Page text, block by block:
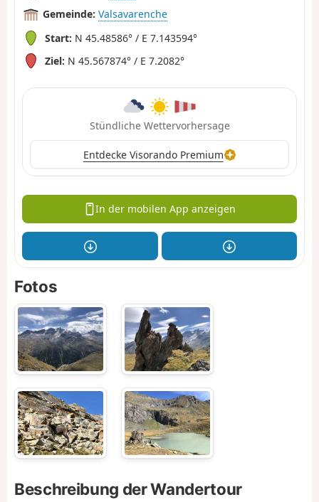
Gemeinde: Valsavarenche
Start: N 45.48586° / E 7.143594°
Ziel: N 45.567874° / E 7.2082°
Stündliche Wettervorhersage
Entdecke Visorando Premium
In der mobilen App anzeigen
Fotos
Beschreibung der Wandertour